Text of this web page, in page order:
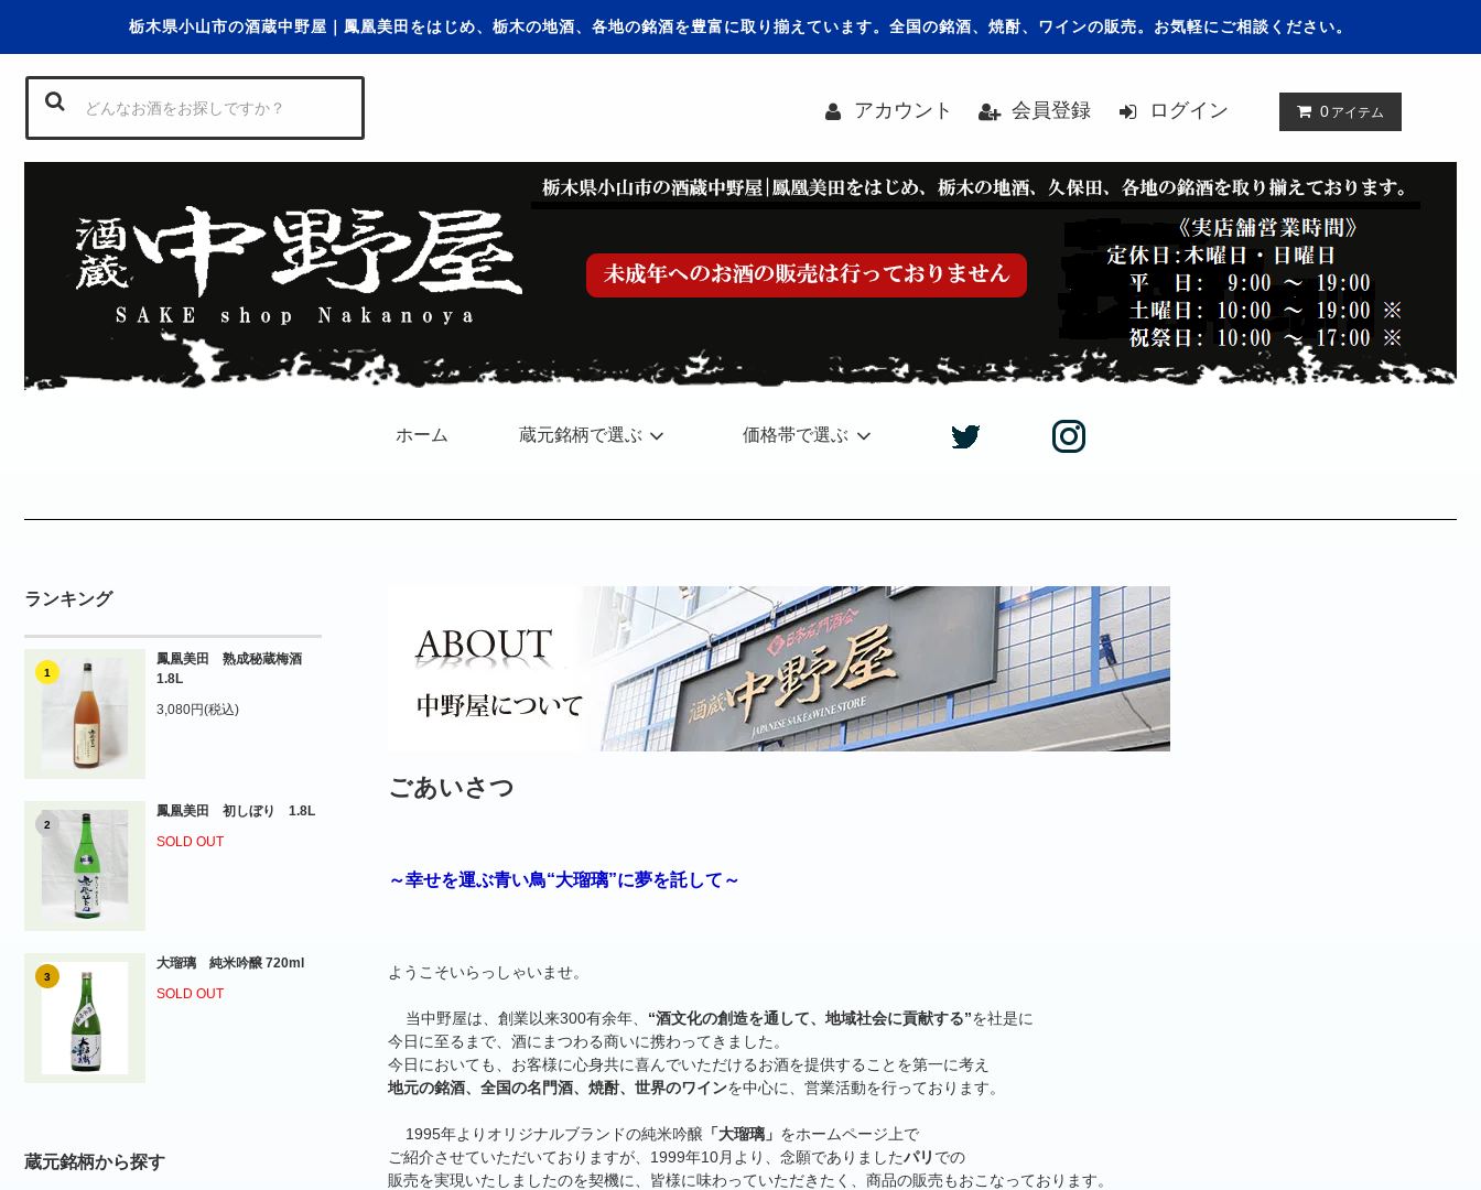
栃木県小山市の酒蔵中野屋｜鳳凰美田をはじめ、栃木の地酒、各地の銘酒を豊富に取り揃えています。全国の銘酒、焼酎、ワインの販売。お気軽にご相談ください。
アカウント 会員登録 ログイン 0 アイテム
ホーム 蔵元銘柄で選ぶ 価格帯で選ぶ
ランキング
1
鳳凰美田 熟成秘蔵梅酒
1.8L
3,080円(税込)
2
鳳凰美田 初しぼり 1.8L
SOLD OUT
3
大瑠璃 純米吟醸 720ml
SOLD OUT
蔵元銘柄から探す
ごあいさつ
～幸せを運ぶ青い鳥“大瑠璃”に夢を託して～
ようこそいらっしゃいませ。
当中野屋は、創業以来300有余年、 “酒文化の創造を通して、地域社会に貢献する”を社是に
今日に至るまで、酒にまつわる商いに携わってきました。
今日においても、お客様に心身共に喜んでいただけるお酒を提供することを第一に考え
地元の銘酒、全国の名門酒、焼酎、世界のワインを中心に、営業活動を行っております。
1995年よりオリジナルブランドの純米吟醸 「大瑠璃」 をホームページ上で
ご紹介させていただいておりますが、1999年10月より、念願でありましたパリ での
販売を実現いたしましたのを契機に、皆様に味わっていただきたく、商品の販売もおこなっております。